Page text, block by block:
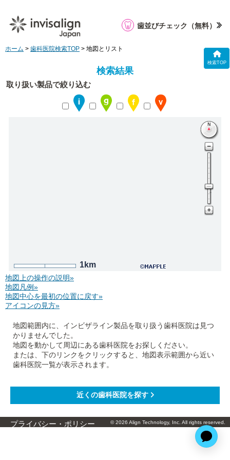
検索TOP
歯並びチェック （無料）
ホーム > 歯科医院検索TOP > 地図とリスト
検索結果
取り扱い製品で絞り込む
1km
地図上の操作の説明»
地図凡例»
地図中心を最初の位置に戻す»
アイコンの見方»
地図範囲内に、インビザライン製品を取り扱う歯科医院は見つ
かりませんでした。
地図を動かして周辺にある歯科医院をお探しください。
または、下のリンクをクリックすると、地図表示範囲から近い
歯科医院一覧が表示されます。
プライバシー・ポリシー © 2026 Align Technology, Inc. All rights reserved.